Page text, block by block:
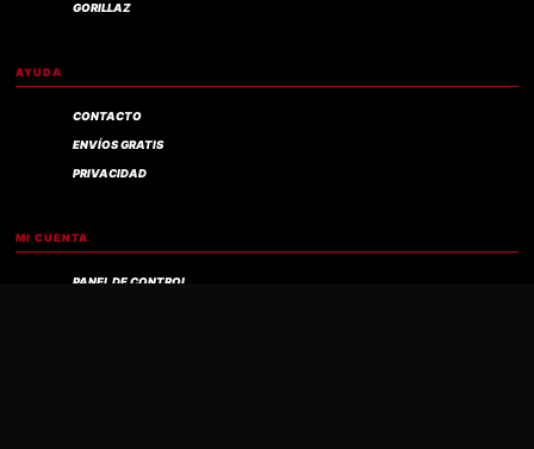
GORILLAZ
AYUDA
CONTACTO
ENVÍOS GRATIS
PRIVACIDAD
MI CUENTA
PANEL DE CONTROL